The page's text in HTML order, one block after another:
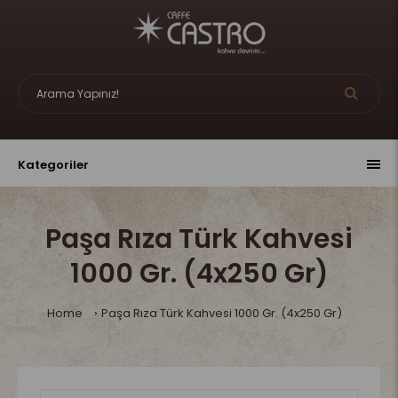
Kategoriler
Paşa Rıza Türk Kahvesi
1000 Gr. (4x250 Gr)
Home Paşa Rıza Türk Kahvesi 1000 Gr. (4x250 Gr)